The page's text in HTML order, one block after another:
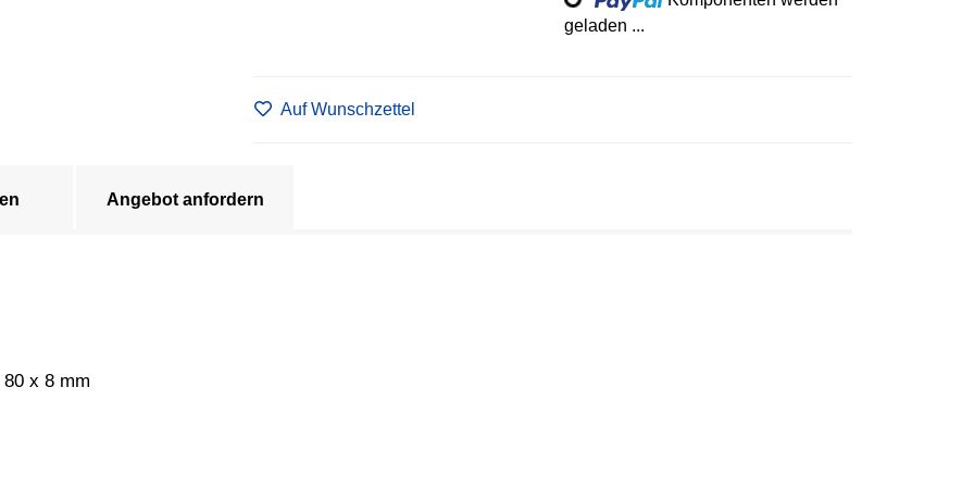
geladen ...
Auf Wunschzettel
Angebot anfordern
x 8 mm